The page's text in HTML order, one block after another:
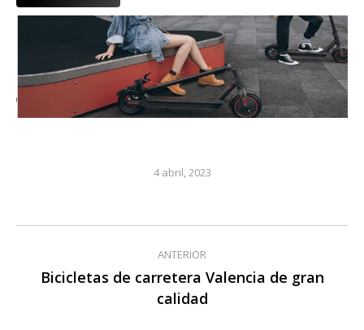
4 abril, 2023
Navegación
entre
publicaciones
ANTERIOR
Publicación
anterior:
Bicicletas de carretera Valencia de gran
calidad